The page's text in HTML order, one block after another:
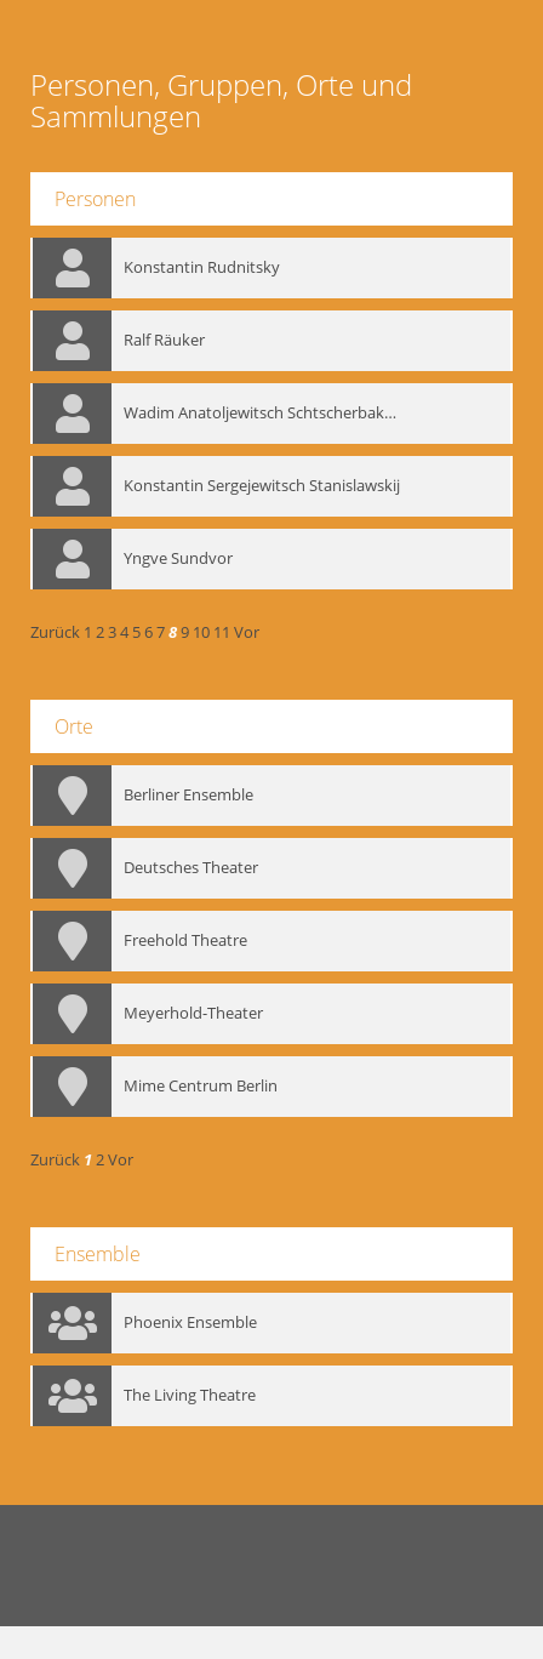
Personen, Gruppen, Orte und
Sammlungen
Personen
Konstantin Rudnitsky
Ralf Räuker
Wadim Anatoljewitsch Schtscherbakow
Konstantin Sergejewitsch Stanislawskij
Yngve Sundvor
Zurück 1 234 56789 10 11 Vor
Orte
Berliner Ensemble
Deutsches Theater
Freehold Theatre
Meyerhold-Theater
Mime Centrum Berlin
Zurück 12Vor
Ensemble
Phoenix Ensemble
The Living Theatre